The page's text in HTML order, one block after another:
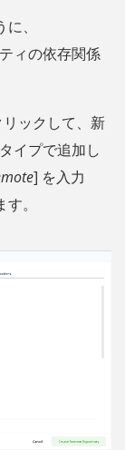
、
ィの依存関係
ックして、新
イプで追加し
] を入力
。